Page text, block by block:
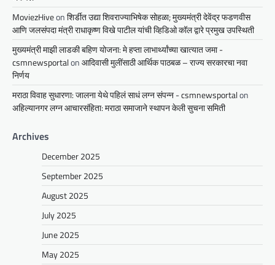
MoviezHiveonशिर्डीत उद्या शिवराज्याभिषेक सोहळा; मुख्यमंत्री देवेंद्र फडणवीस
आणि जलसंपदा मंत्री राधाकृष्ण विखे पाटील यांची व्हिडिओ कॉल द्वारे प्रमुख उपस्थिती
मुख्यमंत्री माझी लाडकी बहिण योजना: मे हप्ता लाभार्थ्यांच्या खात्यात जमा -
csmnewsportalonआदिवासी मुलींसाठी आर्थिक पाठबळ – राज्य सरकारचा नवा
निर्णय
मराठा विवाह सुधारणा: जालना येथे पहिलं साधं लग्न संपन्न - csmnewsportalon
अहिल्यानगर लग्न आचारसंहिता: मराठा समाजाने स्थापन केली सुचना समिती
Archives
December 2025
September 2025
August 2025
July 2025
June 2025
May 2025